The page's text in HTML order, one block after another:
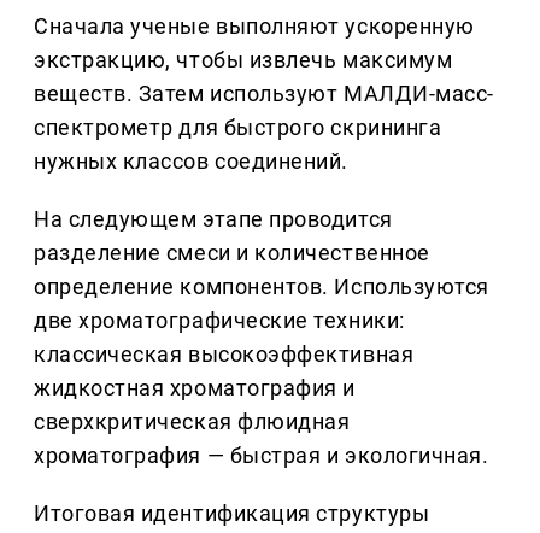
Сначала ученые выполняют ускоренную
экстракцию, чтобы извлечь максимум
веществ. Затем используют МАЛДИ-масс-
спектрометр для быстрого скрининга
нужных классов соединений.
На следующем этапе проводится
разделение смеси и количественное
определение компонентов. Используются
две хроматографические техники:
классическая высокоэффективная
жидкостная хроматография и
сверхкритическая флюидная
хроматография — быстрая и экологичная.
Итоговая идентификация структуры